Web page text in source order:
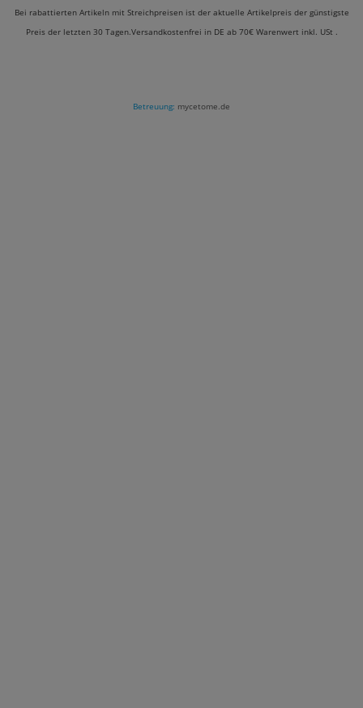
Bei rabattierten Artikeln mit Streichpreisen ist der aktuelle Artikelpreis der günstigste
Preis der letzten 30 Tagen.Versandkostenfrei in DE ab 70€ Warenwert inkl. USt .
Betreuung: mycetome.de